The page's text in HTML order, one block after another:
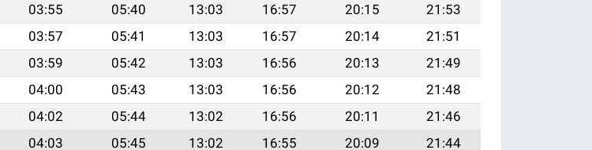
03:55 05:40 13:03 16:57 20:15
21:53
03:57 05:41 13:03 16:57 20:14
21:51
03:59 05:42 13:03 16:56 20:13
21:49
04:00 05:43 13:03 16:56 20:12
21:48
04:02 05:44 13:02 16:56 20:11
21:46
04:03 05:45 13:02 16:55 20:09
21:44